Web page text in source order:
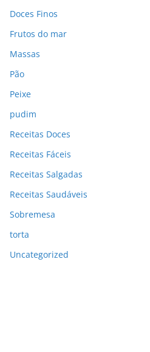
Doces Finos
Frutos do mar
Massas
Pão
Peixe
pudim
Receitas Doces
Receitas Fáceis
Receitas Salgadas
Receitas Saudáveis
Sobremesa
torta
Uncategorized